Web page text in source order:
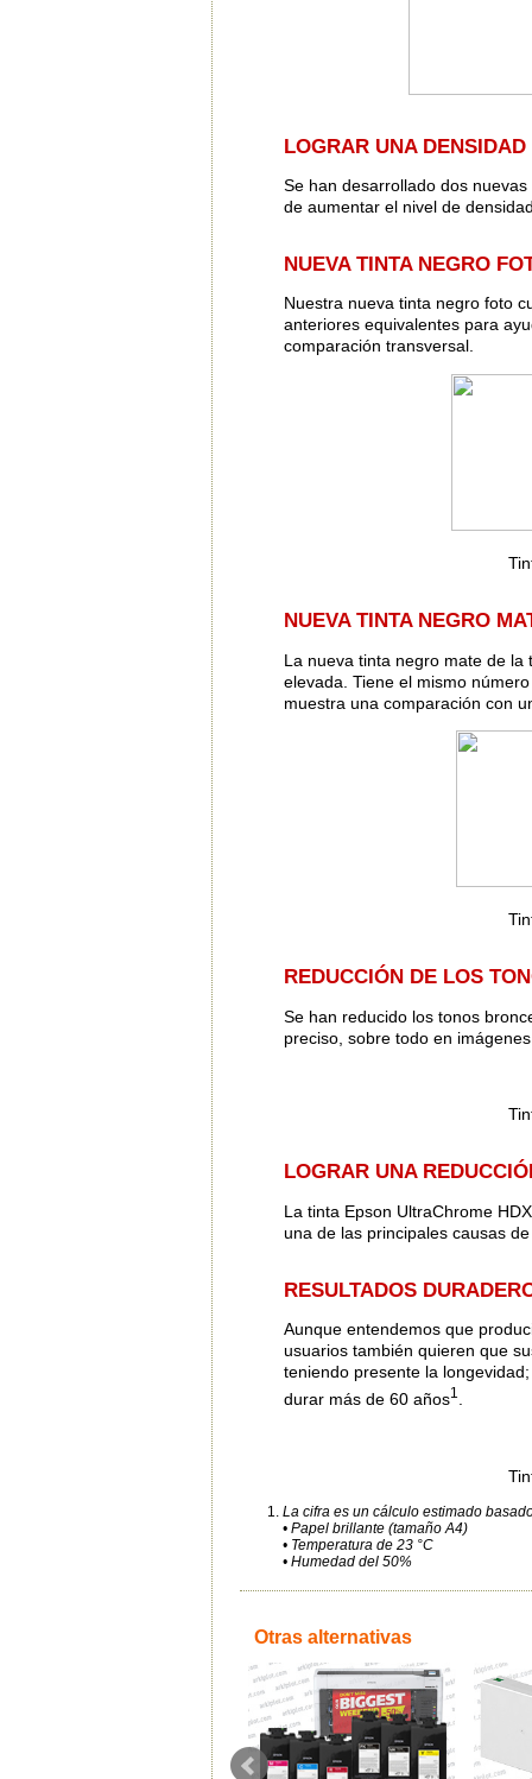
LOGRAR UNA
Se han desarrollado dos
de aumentar el nivel de
NUEVA TINTA NEGRO
Nuestra nueva tinta negro foto
anteriores equivalentes para
comparación transversal.
NUEVA TINTA NEGRO
La nueva tinta negro mate de
elevada. Tiene el mismo
muestra una comparación con
REDUCCIÓN DE LOS
Se han reducido los tonos
preciso, sobre todo en
LOGRAR UNA
La tinta Epson UltraChrome
una de las principales causas
RESULTADOS
Aunque entendemos que
usuarios también quieren que
teniendo presente la
durar más de 60 años1
La cifra es un cálculo estimado
• Papel brillante (tamaño A4)
• Temperatura de 23 °C
• Humedad del 50%
Otras alternativas